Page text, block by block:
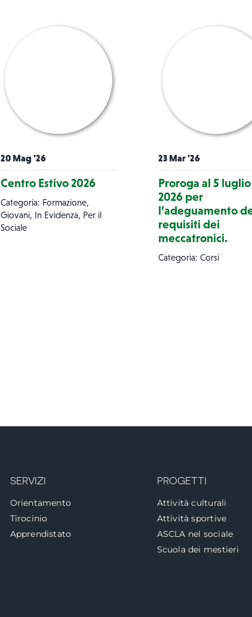
20 Mag '26
Centro Estivo 2026
Categoria: Formazione,
Giovani, In Evidenza, Per il
Sociale
23 Mar '26
Proroga al 5 luglio
2026 per
l’adeguamento
requisiti dei
meccatronici.
Categoria: Corsi
SERVIZI
Orientamento
Tirocinio
Apprendistato
PROGETTI
Attività culturali
Attività sportive
ASCLA nel sociale
Scuola dei mestieri